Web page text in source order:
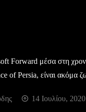
Forward μέσα στη
of Persia, είναι ακόμα
14 Ιουλίου, 2020